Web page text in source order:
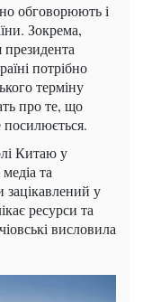
обговорюють і
Зокрема,
президента
потрібно
терміну
про те, що
Китаю у
та
зацікавлений у
ресурси та
висловила